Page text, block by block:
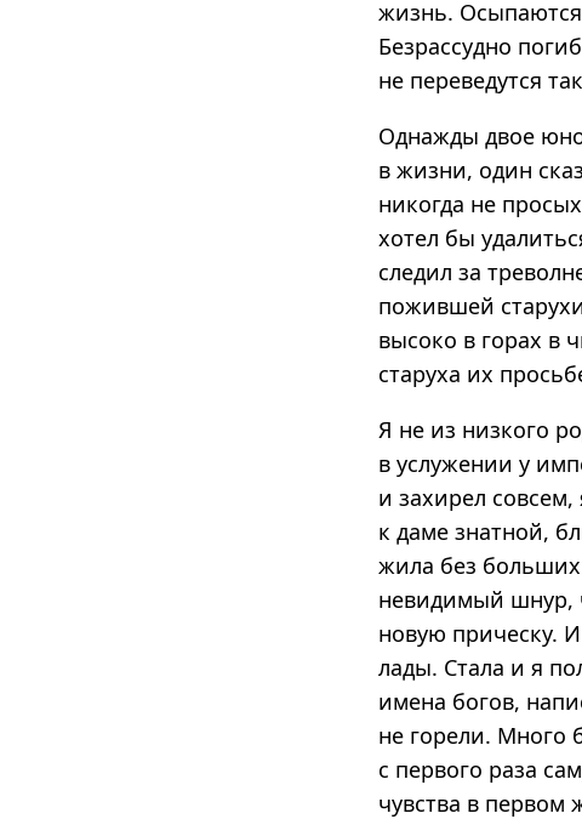
жизнь. Осыпаются
Безрассудно
не переведутся
Однажды двое
в жизни, один
никогда не
хотел бы
следил за
пожившей
высоко в горах в
старуха их
Я не из низкого
в услужении у
и захирел
к даме знатной,
жила без
невидимый шнур,
новую прическу.
лады. Стала и я
имена богов,
не горели. Много
с первого раза
чувства в первом